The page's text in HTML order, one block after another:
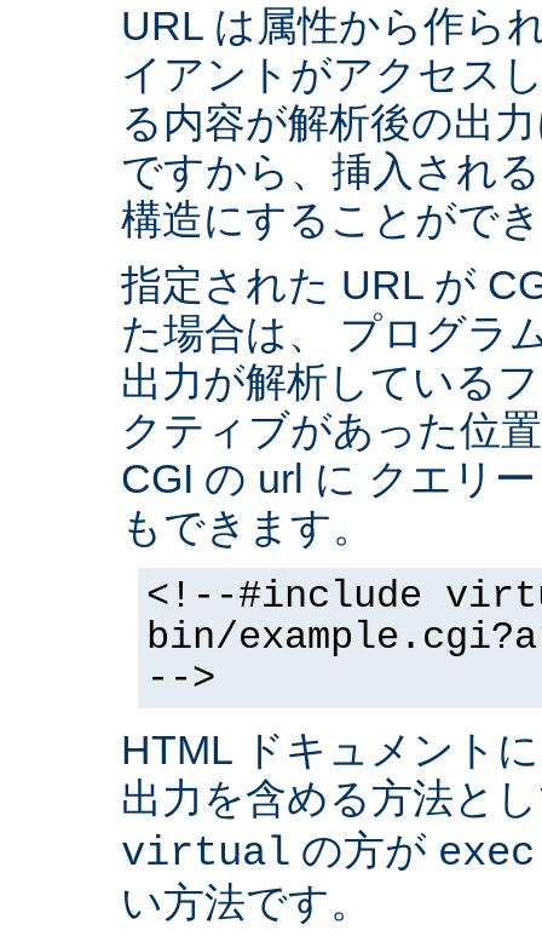
URL は属性から作ら
イアントがアクセス
る内容が解析後の出
ですから、挿入され
構造にすることがで
指定された URL が
た場合は、 プログラ
出力が解析している
クティブがあった位
CGI の url に クエリ
もできます。
<!--#include
bin/
-->
HTML ドキュメント
出力を含める方法と
virtual の方が
い方法です。